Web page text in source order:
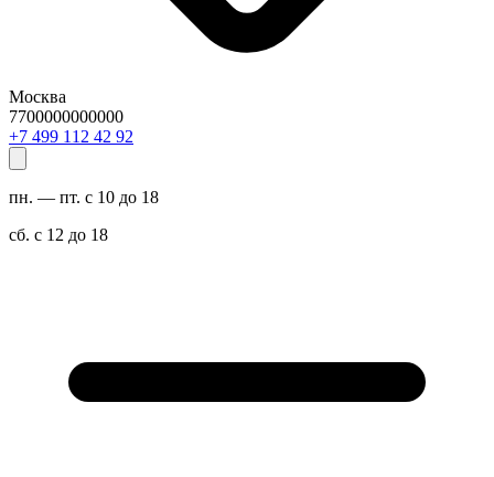
Москва
7700000000000
29 24 211 994 7+
пн. — пт. с 10 до 18
сб. с 12 до 18